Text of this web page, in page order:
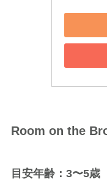
Room on the
目安年齢：3〜5歳